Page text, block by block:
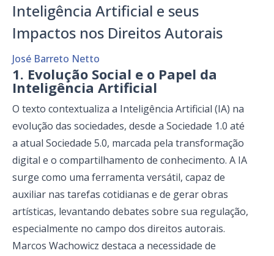
Inteligência Artificial e seus
Impactos nos Direitos Autorais
José Barreto Netto
1. Evolução Social e o Papel da
Inteligência Artificial
O texto contextualiza a Inteligência Artificial (IA) na
evolução das sociedades, desde a Sociedade 1.0 até
a atual Sociedade 5.0, marcada pela transformação
digital e o compartilhamento de conhecimento. A IA
surge como uma ferramenta versátil, capaz de
auxiliar nas tarefas cotidianas e de gerar obras
artísticas, levantando debates sobre sua regulação,
especialmente no campo dos direitos autorais.
Marcos Wachowicz destaca a necessidade de